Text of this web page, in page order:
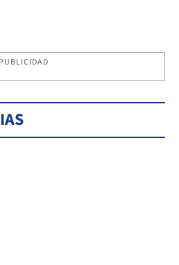
PUBLICIDAD